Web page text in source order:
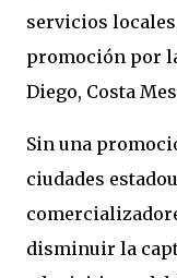
servicios
promoción por
Diego, Costa
Sin una
ciudades
disminuir la